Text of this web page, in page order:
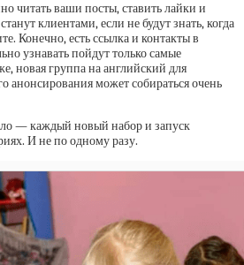
читать ваши посты, ставить лайки и
клиентами, если не будут знать, когда
Конечно, есть ссылка и контакты в
узнавать пойдут только самые
новая группа на английский для
анонсирования может собираться очень
— каждый новый набор и запуск
И не по одному разу.